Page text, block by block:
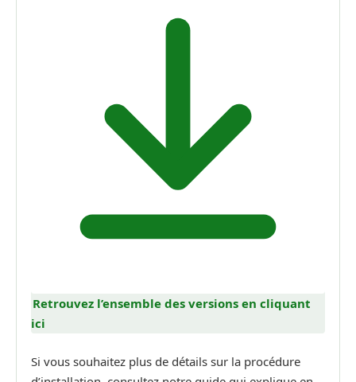
Retrouvez l’ensemble des versions en cliquant
ici
Si vous souhaitez plus de détails sur la procédure